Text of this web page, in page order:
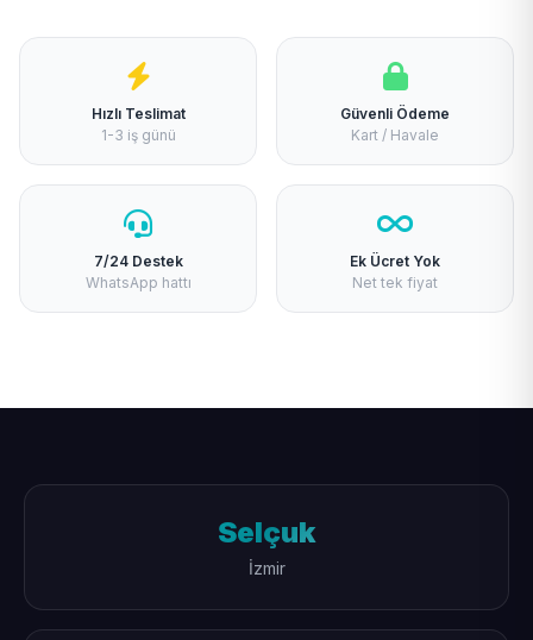
Hızlı Teslimat
1-3 iş günü
Güvenli Ödeme
Kart / Havale
7/24 Destek
WhatsApp hattı
Ek Ücret Yok
Net tek fiyat
Selçuk
İzmir